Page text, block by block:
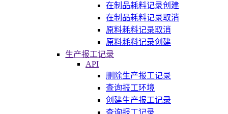
在制品耗料记录创建
在制品耗料记录取消
原料耗料记录取消
原料耗料记录创建
生产报工记录
API
删除生产报工记录
查询报工环境
创建生产报工记录
查询报工记录